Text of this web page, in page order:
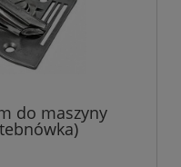
do maszyny